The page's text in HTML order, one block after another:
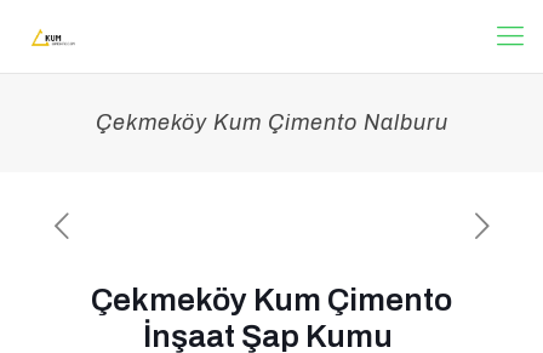
Çekmeköy Kum Çimento Nalburu
Çekmeköy Kum Çimento
İnşaat Şap Kumu